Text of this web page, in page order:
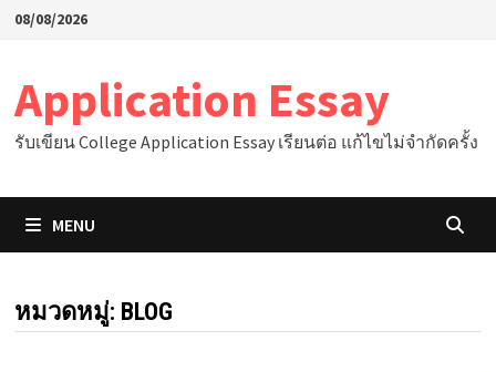
Skip08/08/2026
Application Essay
รับเขียน College Application Essay เรียนต่อ แก้ไขไม่จำกัดครั้ง
MENU
หมวดหมู่: BLOG